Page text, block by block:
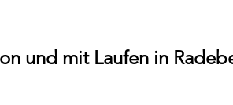
und mit Laufen in